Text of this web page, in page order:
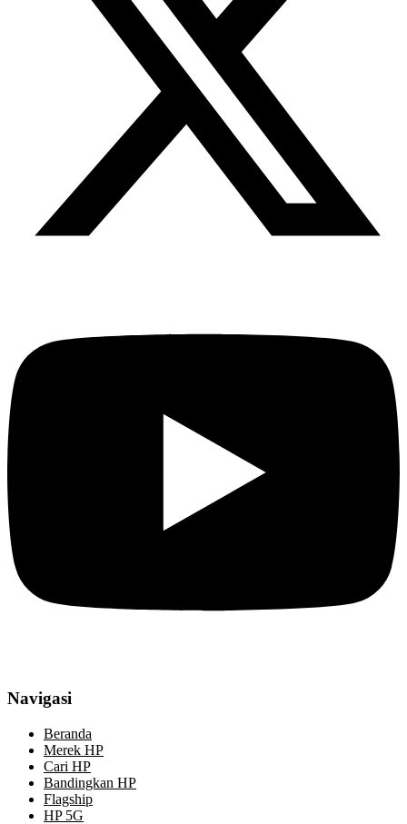
Navigasi
Beranda
Merek HP
Cari HP
Bandingkan HP
Flagship
HP 5G